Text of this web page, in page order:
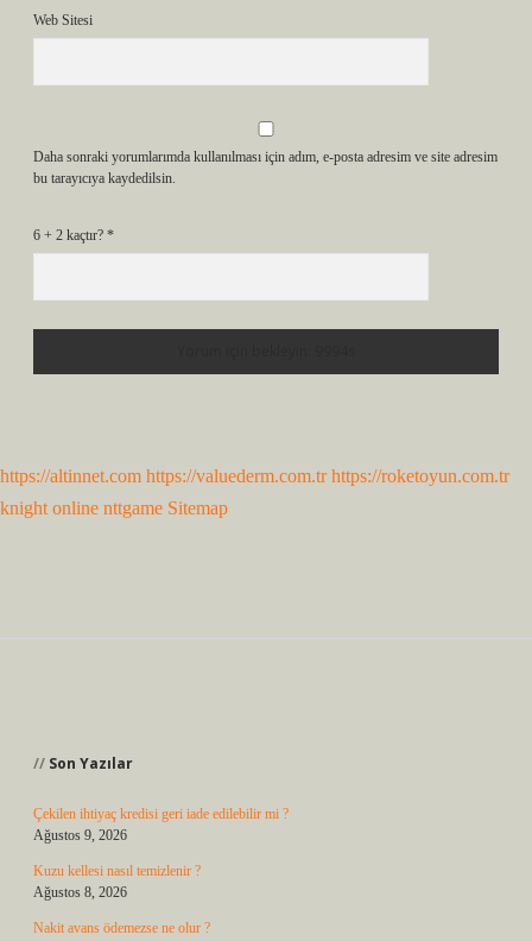
Web Sitesi
Daha sonraki yorumlarımda kullanılması için adım, e-posta adresim ve site adresim
bu tarayıcıya kaydedilsin.
6 + 2 kaçtır? *
https://altinnet.com https://valuederm.com.tr https://roketoyun.com.tr
knight online nttgame Sitemap
Son Yazılar
Çekilen ihtiyaç kredisi geri iade edilebilir mi ?
Ağustos 9, 2026
Kuzu kellesi nasıl temizlenir ?
Ağustos 8, 2026
Nakit avans ödemezse ne olur ?